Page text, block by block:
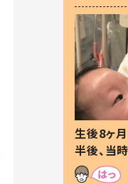
生後8ヶ
半後、当
た本音とは